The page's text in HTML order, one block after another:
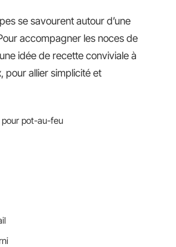
se savourent autour d’une
accompagner les noces de
idée de recette conviviale à
pour allier simplicité et
pot-au-feu